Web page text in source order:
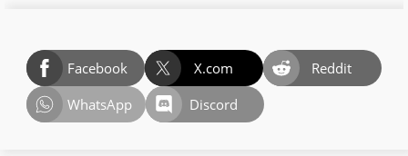
Facebook X.com
Reddit
WhatsApp
Discord